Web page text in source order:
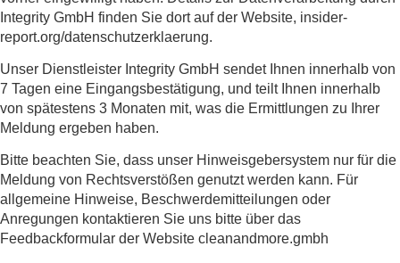
Integrity GmbH finden Sie dort auf der Website, insider-
report.org/datenschutzerklaerung.
Unser Dienstleister Integrity GmbH sendet Ihnen innerhalb von
7 Tagen eine Eingangsbestätigung, und teilt Ihnen innerhalb
von spätestens 3 Monaten mit, was die Ermittlungen zu Ihrer
Meldung ergeben haben.
Bitte beachten Sie, dass unser Hinweisgebersystem nur für die
Meldung von Rechtsverstößen genutzt werden kann. Für
allgemeine Hinweise, Beschwerdemitteilungen oder
Anregungen kontaktieren Sie uns bitte über das
Feedbackformular der Website cleanandmore.gmbh